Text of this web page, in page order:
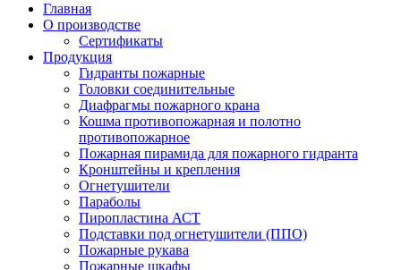
Главная
О производстве
Сертификаты
Продукция
Гидранты пожарные
Головки соединительные
Диафрагмы пожарного крана
Кошма противопожарная и полотно
противопожарное
Пожарная пирамида для пожарного гидранта
Кронштейны и крепления
Огнетушители
Параболы
Пиропластина АСТ
Подставки под огнетушители (ППО)
Пожарные рукава
Пожарные шкафы